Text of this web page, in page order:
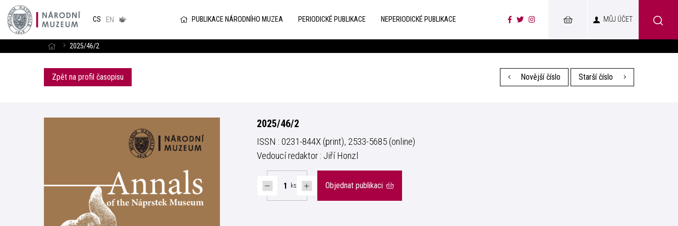
CS EN
v českém
PUBLIKACE NÁRODNÍHO MUZEA PERIODICKÉ PUBLIKACE NEPERIODICKÉ PUBLIKACE MŮJ ÚČET
2025/46/2
Zpět na profil časopisu Novější číslo Starší číslo
2025/46/2
ISSN : 0231-844X (print), 2533-5685 (online)
Vedoucí redaktor : Jiří Honzl
ks Objednat publikaci